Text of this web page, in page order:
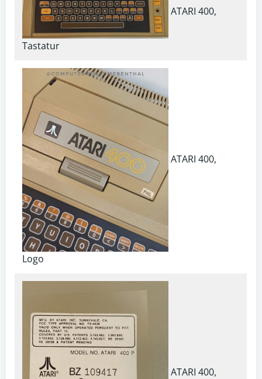
ATARI 400,
Tastatur
ATARI 400,
Logo
ATARI 400,